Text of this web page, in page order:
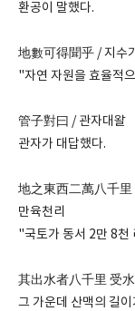
환공이 말했다.
地數可得聞乎 / 지수
"자연 자원을 효율적
管子對曰 / 관자대왈
관자가 대답했다.
地之東西二萬八千里
만육천리
"국토가 동서 2만 8천
其出水者八千里 受水
그 가운데 산맥의 길